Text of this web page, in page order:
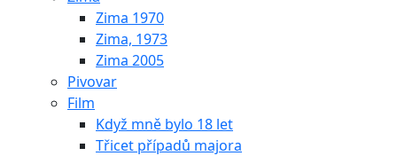
Zima 1970
Zima, 1973
Zima 2005
Pivovar
Film
Když mně bylo 18 let
Třicet případů majora